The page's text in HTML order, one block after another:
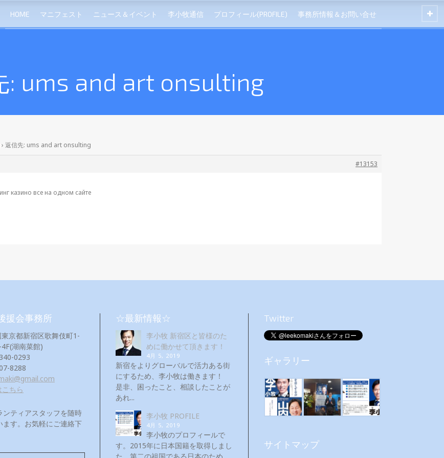
HOME マニフェスト ニュース＆イベント 李小牧通信 プロフィール(PROFILE) 事務所情報＆お問い合せ
: ums and art onsulting
› 返信先: ums and art onsulting
#13153
казино все на одном сайте
援会事務所
東京都新宿区歌舞伎町1-
湖南菜館)
0293
8288
ちら
ンティアスタッフを随時
ます。お気軽にご連絡下
☆最新情報☆
李小牧 新宿区と皆様のた
めに働かせて頂きます！
4月 5, 2019
新宿をよりグローバルで活力ある街
にするため、李小牧は働きます！
是非、困ったこと、相談したことが
あれ...
李小牧 PROFILE
4月 5, 2019
李小牧のプロフィールで
す。2015年に日本国籍を取得しまし
Twitter
ギャラリー
サイトマップ